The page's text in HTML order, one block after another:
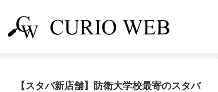
【スタバ新店舗】防衛大学校最寄のスタバ